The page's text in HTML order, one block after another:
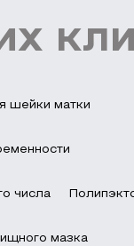
шейки матки
числа
мазка